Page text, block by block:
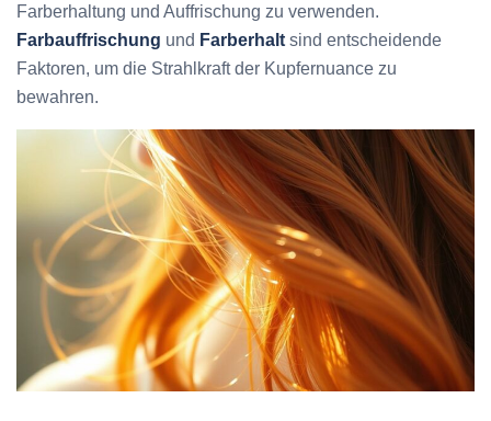
Farberhaltung und Auffrischung zu verwenden.
Farbauffrischung und Farberhalt sind entscheidende
Faktoren, um die Strahlkraft der Kupfernuance zu
bewahren.